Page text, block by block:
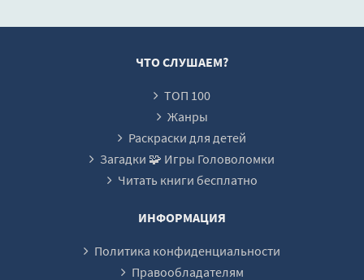
Zaraza_01_20
Zaraza_01_25
ЧТО СЛУШАЕМ?
ТОП 100
Жанры
Раскраски для детей
Загадки 🧩 Игры Головоломки
Читать книги бесплатно
ИНФОРМАЦИЯ
Политика конфиденциальности
Правообладателям